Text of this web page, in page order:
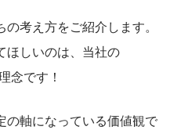
考え方をご紹介します。
ほしいのは、当社の
念です！
の軸になっている価値観で